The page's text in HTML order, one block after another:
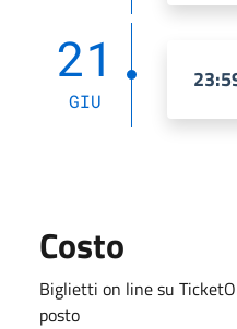
21
GIU
Costo
Biglietti on line su
posto